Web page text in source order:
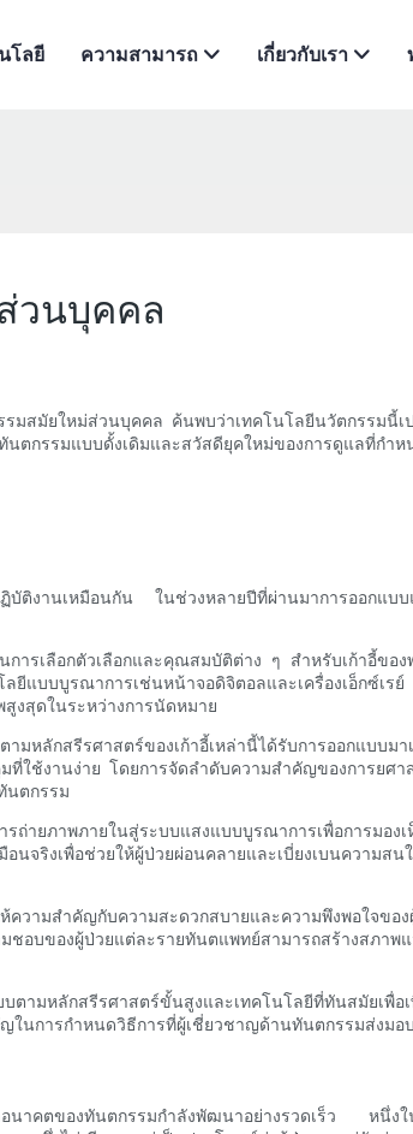
โลยี ความสามารถ เกี่ยวกับเรา
วนบุคคล
มัยใหม่ส่วนบุคคล ค้นพบว่าเทคโนโลยีนวัตกรรมนี้เ
รรมแบบดั้งเดิมและสวัสดียุคใหม่ของการดูแลที่กำห
บัติงานเหมือนกัน ในช่วงหลายปีที่ผ่านมาการออกแ
เลือกตัวเลือกและคุณสมบัติต่าง ๆ สำหรับเก้าอี้ของพ
แบบบูรณาการเช่นหน้าจอดิจิตอลและเครื่องเอ็กซ์เ
งสุดในระหว่างการนัดหมาย
กสรีรศาสตร์ของเก้าอี้เหล่านี้ได้รับการออกแบบมา
ช้งานง่าย โดยการจัดลำดับความสำคัญของการยศา
นตกรรม
ายภาพภายในสู่ระบบแสงแบบบูรณาการเพื่อการมอง
จริงเพื่อช่วยให้ผู้ป่วยผ่อนคลายและเบี่ยงเบนความส
ามสำคัญกับความสะดวกสบายและความพึงพอใจขอ
อบของผู้ป่วยแต่ละรายทันตแพทย์สามารถสร้างสภา
ามหลักสรีรศาสตร์ขั้นสูงและเทคโนโลยีที่ทันสมัยเพื่อ
การกำหนดวิธีการที่ผู้เชี่ยวชาญด้านทันตกรรมส่งมอ
นาคตของทันตกรรมกำลังพัฒนาอย่างรวดเร็ว หนึ่ง